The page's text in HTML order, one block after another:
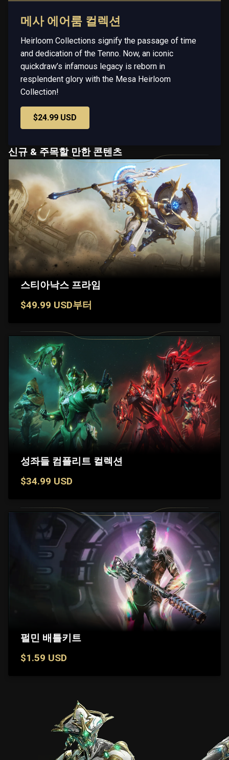
메사 에어룸 컬렉션
Heirloom Collections signify the passage of time
and dedication of the Tenno. Now, an iconic
quickdraw’s infamous legacy is reborn in
resplendent glory with the Mesa Heirloom
Collection!
$24.99 USD
신규 & 주목할 만한 콘텐츠
스티아낙스 프라임
$49.99 USD부터
성좌들 컴플리트 컬렉션
$34.99 USD
펄민 배틀키트
$1.59 USD